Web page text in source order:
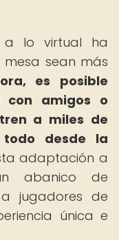
a lo virtual ha
sean más
es posible
amigos o
a miles de
desde la
adaptación a
abanico de
jugadores de
única e